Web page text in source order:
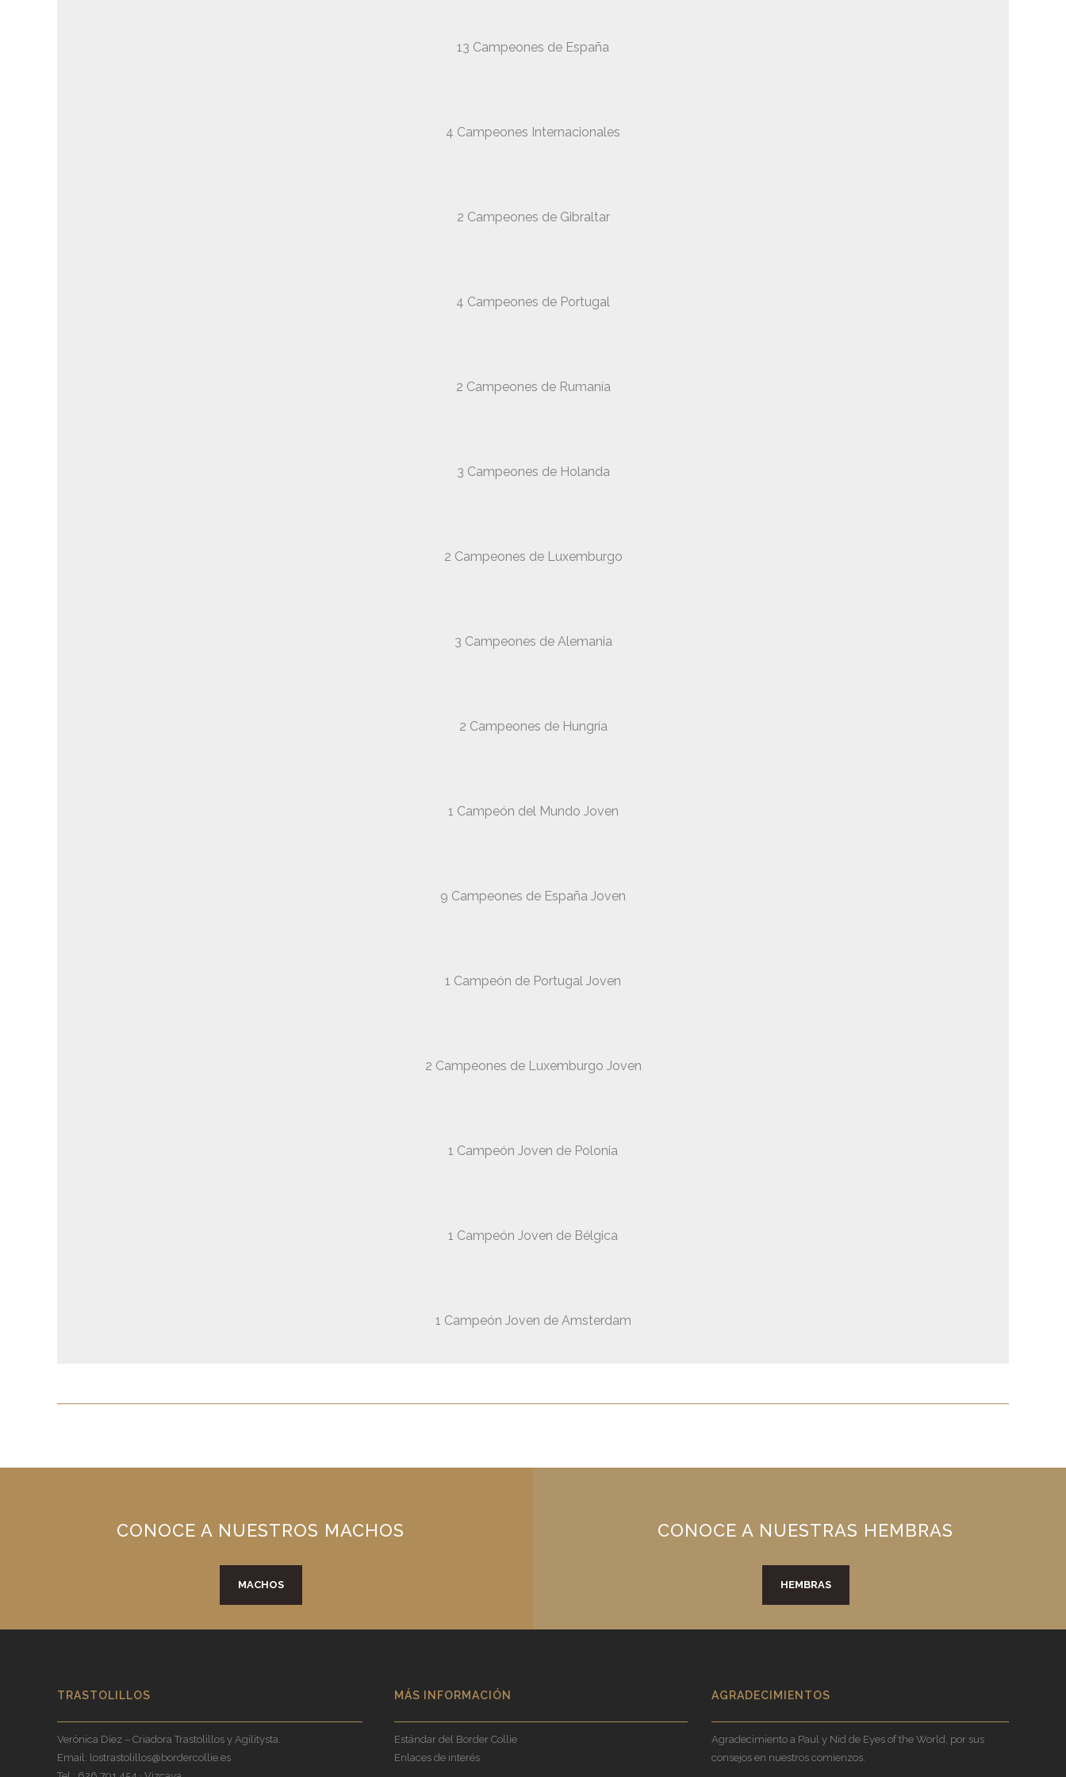
13 Campeones de España
4 Campeones Internacionales
2 Campeones de Gibraltar
4 Campeones de Portugal
2 Campeones de Rumanía
3 Campeones de Holanda
2 Campeones de Luxemburgo
3 Campeones de Alemania
2 Campeones de Hungría
1 Campeón del Mundo Joven
9 Campeones de España Joven
1 Campeón de Portugal Joven
2 Campeones de Luxemburgo Joven
1 Campeón Joven de Polonia
1 Campeón Joven de Bélgica
1 Campeón Joven de Amsterdam
CONOCE A NUESTROS MACHOS
MACHOS
CONOCE A NUESTRAS HEMBRAS
HEMBRAS
TRASTOLILLOS
Verónica Díez – Criadora Trastolillos y Agilitysta.
Email: lostrastolillos@bordercollie.es
MÁS INFORMACIÓN
Estándar del Border Collie
Enlaces de interés
AGRADECIMIENTOS
Agradecimiento a Paul y Nid de Eyes of the World, por sus
consejos en nuestros comienzos.